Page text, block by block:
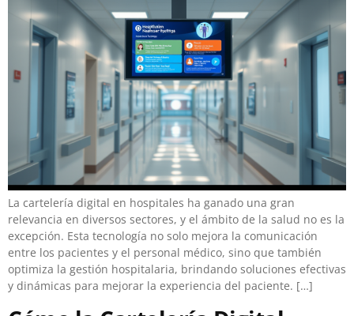
La cartelería digital en hospitales ha ganado una gran
relevancia en diversos sectores, y el ámbito de la salud no es la
excepción. Esta tecnología no solo mejora la comunicación
entre los pacientes y el personal médico, sino que también
optimiza la gestión hospitalaria, brindando soluciones efectivas
y dinámicas para mejorar la experiencia del paciente. […]